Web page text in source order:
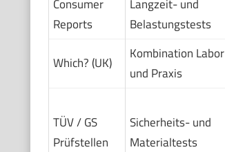
Consumer
Reports
Langzeit- und
Belastungstests
Which? (UK)
Kombination Labor
und Praxis
TÜV / GS
Prüfstellen
Sicherheits- und
Materialtests